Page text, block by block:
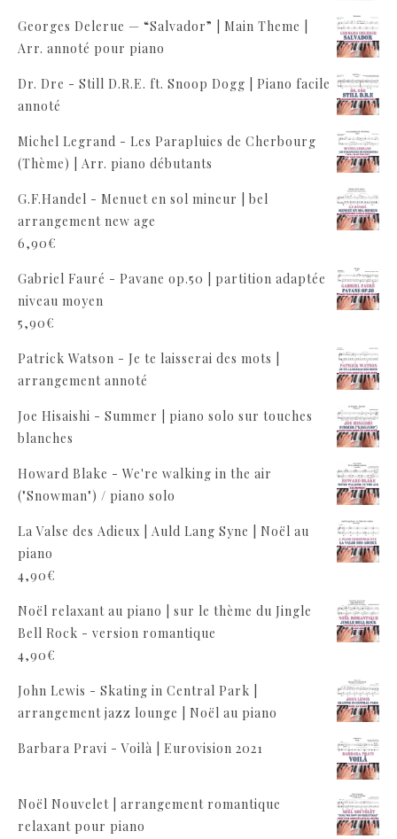
Georges Delerue — “Salvador” | Main Theme |
Arr. annoté pour piano
Dr. Dre - Still D.R.E. ft. Snoop Dogg | Piano facile
annoté
Michel Legrand - Les Parapluies de Cherbourg
(Thème) | Arr. piano débutants
G.F.Handel - Menuet en sol mineur | bel
arrangement new age
6,90€
Gabriel Fauré - Pavane op.50 | partition adaptée
niveau moyen
5,90€
Patrick Watson - Je te laisserai des mots |
arrangement annoté
Joe Hisaishi - Summer | piano solo sur touches
blanches
Howard Blake - We're walking in the air
("Snowman") / piano solo
La Valse des Adieux | Auld Lang Syne | Noël au
piano
4,90€
Noël relaxant au piano | sur le thème du Jingle
Bell Rock - version romantique
4,90€
John Lewis - Skating in Central Park |
arrangement jazz lounge | Noël au piano
Barbara Pravi - Voilà | Eurovision 2021
Noël Nouvelet | arrangement romantique
relaxant pour piano